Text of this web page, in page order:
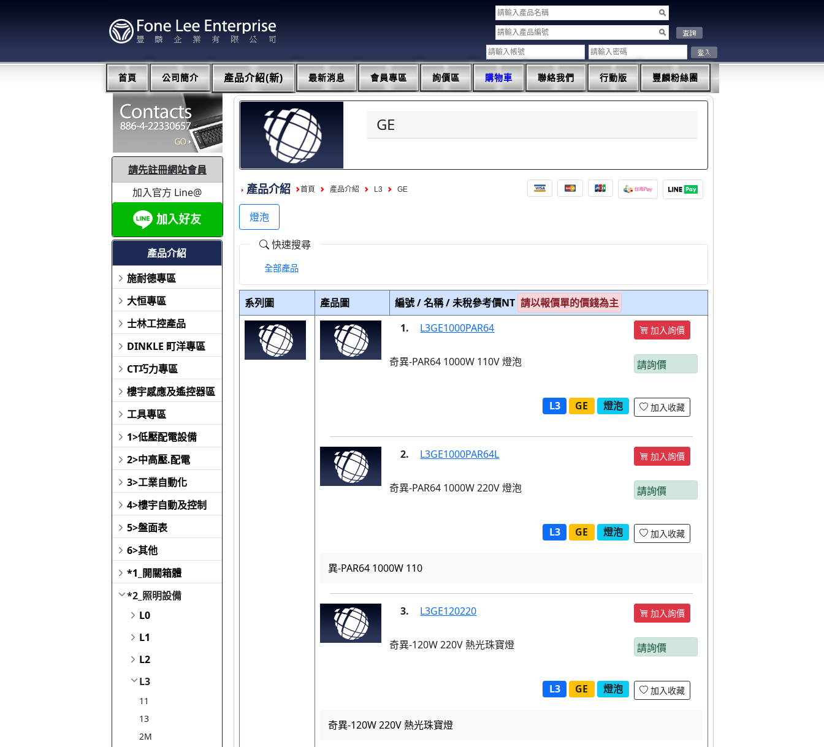
首頁 公司簡介 產品介紹(新) 最新消息 會員專區 詢價區 購物車 聯絡我們 行動版 豐麟粉絲團
請先註冊網站會員
加入官方 Line@
產品介紹
施耐德專區
大恒專區
士林工控產品
DINKLE 町洋專區
CT巧力專區
樓宇感應及遙控器區
工具專區
1>低壓配電設備
2>中高壓.配電
3>工業自動化
4>樓宇自動及控制
5>盤面表
6>其他
*1_開關箱體
*2_照明設備
L0
L1
L2
L3
11
13
2M
GE
產品介紹 首頁 產品介紹 L3 GE
燈泡
快速搜尋
全部產品
系列圖 產品圖 編號 / 名稱 / 未稅參考價NT 請以報價單的價錢為主
1.
L3GE1000PAR64 加入詢價
奇異-PAR64 1000W 110V 燈泡 請詢價
L3 GE 燈泡 加入收藏
2. L3GE1000PAR64L 加入詢價
奇異-PAR64 1000W 220V 燈泡 請詢價
L3 GE 燈泡 加入收藏
異-PAR64 1000W 110
3. L3GE120220 加入詢價
奇異-120W 220V 熱光珠寶燈 請詢價
L3 GE 燈泡 加入收藏
奇異-120W 220V 熱光珠寶燈